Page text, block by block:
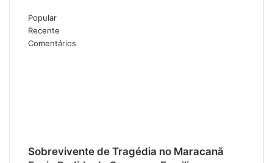
Popular
Recente
Comentários
Sobrevivente de Tragédia no Maracanã